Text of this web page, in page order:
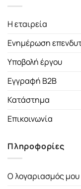
Η εταιρεία
Ενημέρωση
Υποβολή έργου
Εγγραφή B2B
Κατάστημα
Επικοινωνία
Πληροφορίες
Ο λογαριασμός μου